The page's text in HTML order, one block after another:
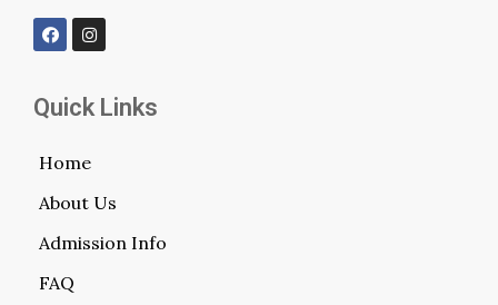
Quick Links
Home
About Us
Admission Info
FAQ